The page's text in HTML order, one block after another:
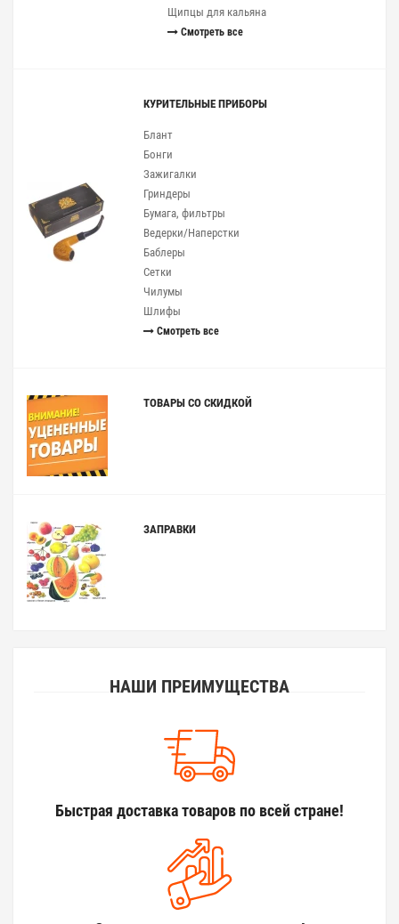
Щипцы для кальяна
Смотреть все
КУРИТЕЛЬНЫЕ ПРИБОРЫ
Блант
Бонги
Зажигалки
Гриндеры
Бумага, фильтры
Ведерки/Наперстки
Баблеры
Сетки
Чилумы
Шлифы
Смотреть все
ТОВАРЫ СО СКИДКОЙ
ЗАПРАВКИ
НАШИ ПРЕИМУЩЕСТВА
Быстрая доставка товаров по всей стране!